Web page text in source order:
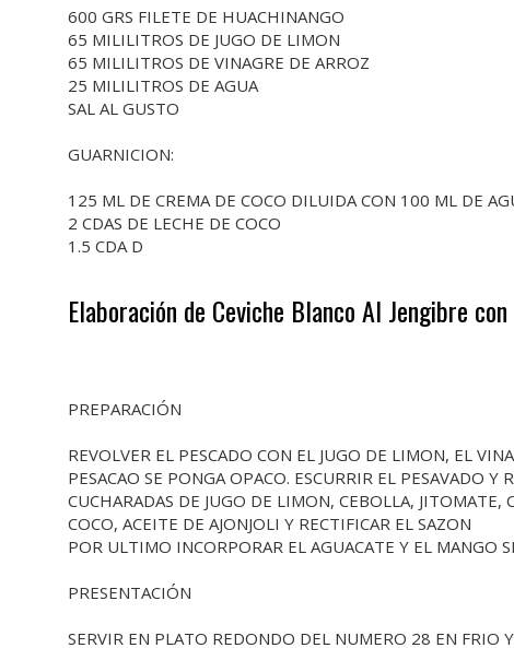
600 GRS FILETE DE HUACHINANGO
65 MILILITROS DE JUGO DE LIMON
65 MILILITROS DE VINAGRE DE ARROZ
25 MILILITROS DE AGUA
SAL AL GUSTO
GUARNICION:
125 ML DE CREMA DE COCO DILUIDA CON 100 ML DE
2 CDAS DE LECHE DE COCO
1.5 CDA D
Elaboración de Ceviche Blanco Al Jengibre
PREPARACIÓN
REVOLVER EL PESCADO CON EL JUGO DE LIMON, EL
PESACAO SE PONGA OPACO. ESCURRIR EL PESAVADO
CUCHARADAS DE JUGO DE LIMON, CEBOLLA, JITOMATE,
COCO, ACEITE DE AJONJOLI Y RECTIFICAR EL SAZON
POR ULTIMO INCORPORAR EL AGUACATE Y EL MANGO
PRESENTACIÓN
SERVIR EN PLATO REDONDO DEL NUMERO 28 EN FRIO